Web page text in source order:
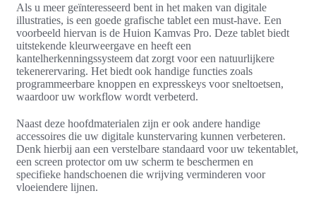
Als u meer geïnteresseerd bent in het maken van digitale
illustraties, is een goede grafische tablet een must-have. Een
voorbeeld hiervan is de Huion Kamvas Pro. Deze tablet biedt
uitstekende kleurweergave en heeft een
kantelherkenningssysteem dat zorgt voor een natuurlijkere
tekenerervaring. Het biedt ook handige functies zoals
programmeerbare knoppen en expresskeys voor sneltoetsen,
waardoor uw workflow wordt verbeterd.
Naast deze hoofdmaterialen zijn er ook andere handige
accessoires die uw digitale kunstervaring kunnen verbeteren.
Denk hierbij aan een verstelbare standaard voor uw tekentablet,
een screen protector om uw scherm te beschermen en
specifieke handschoenen die wrijving verminderen voor
vloeiendere lijnen.